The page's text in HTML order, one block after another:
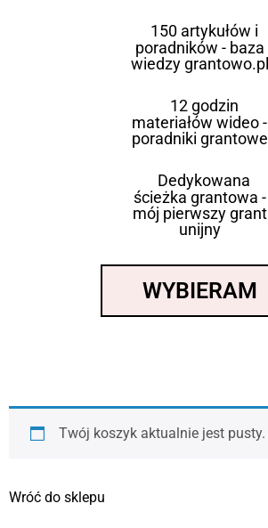
150 artykułów i
poradników - baza
wiedzy grantowo.pl
12 godzin
materiałów wideo -
poradniki grantowe
Dedykowana
ścieżka grantowa -
mój pierwszy grant
unijny
WYBIERAM
Twój koszyk aktualnie jest pusty.
Wróć do sklepu